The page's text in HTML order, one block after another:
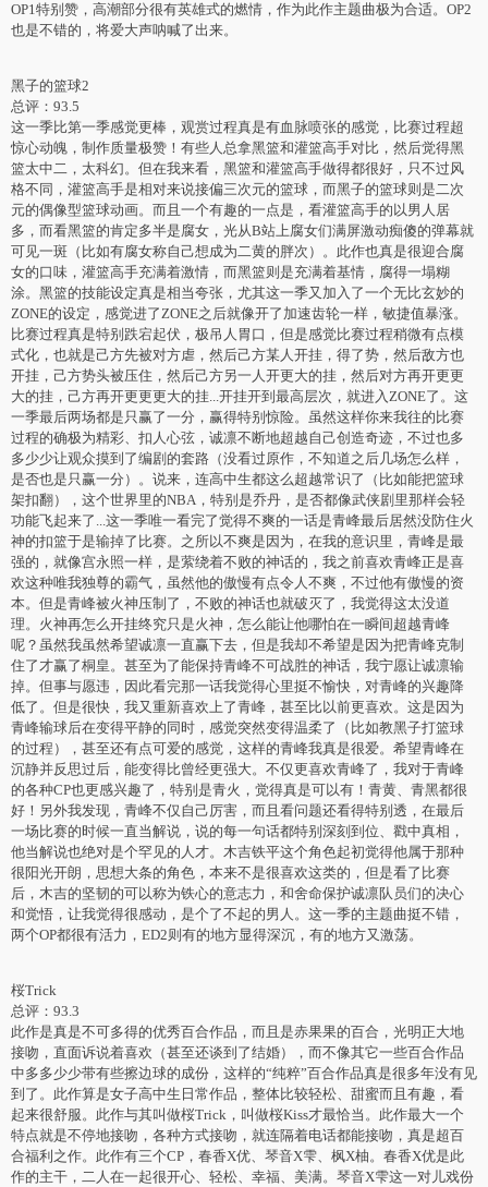
OP1特别赞，高潮部分很有英雄式的燃情，作为此作主题曲极为合适。OP2
也是不错的，将爱大声呐喊了出来。
黑子的篮球2
总评：93.5
这一季比第一季感觉更棒，观赏过程真是有血脉喷张的感觉，比赛过程超
惊心动魄，制作质量极赞！有些人总拿黑篮和灌篮高手对比，然后觉得黑
篮太中二，太科幻。但在我来看，黑篮和灌篮高手做得都很好，只不过风
格不同，灌篮高手是相对来说接偏三次元的篮球，而黑子的篮球则是二次
元的偶像型篮球动画。而且一个有趣的一点是，看灌篮高手的以男人居
多，而看黑篮的肯定多半是腐女，光从B站上腐女们满屏激动痴傻的弹幕就
可见一斑（比如有腐女称自己想成为二黄的胖次）。此作也真是很迎合腐
女的口味，灌篮高手充满着激情，而黑篮则是充满着基情，腐得一塌糊
涂。黑篮的技能设定真是相当夸张，尤其这一季又加入了一个无比玄妙的
ZONE的设定，感觉进了ZONE之后就像开了加速齿轮一样，敏捷值暴涨。
比赛过程真是特别跌宕起伏，极吊人胃口，但是感觉比赛过程稍微有点模
式化，也就是己方先被对方虐，然后己方某人开挂，得了势，然后敌方也
开挂，己方势头被压住，然后己方另一人开更大的挂，然后对方再开更更
大的挂，己方再开更更更大的挂...开挂开到最高层次，就进入ZONE了。这
一季最后两场都是只赢了一分，赢得特别惊险。虽然这样你来我往的比赛
过程的确极为精彩、扣人心弦，诚凛不断地超越自己创造奇迹，不过也多
多少少让观众摸到了编剧的套路（没看过原作，不知道之后几场怎么样，
是否也是只赢一分）。说来，连高中生都这么超越常识了（比如能把篮球
架扣翻），这个世界里的NBA，特别是乔丹，是否都像武侠剧里那样会轻
功能飞起来了...这一季唯一看完了觉得不爽的一话是青峰最后居然没防住火
神的扣篮于是输掉了比赛。之所以不爽是因为，在我的意识里，青峰是最
强的，就像宫永照一样，是萦绕着不败的神话的，我之前喜欢青峰正是喜
欢这种唯我独尊的霸气，虽然他的傲慢有点令人不爽，不过他有傲慢的资
本。但是青峰被火神压制了，不败的神话也就破灭了，我觉得这太没道
理。火神再怎么开挂终究只是火神，怎么能让他哪怕在一瞬间超越青峰
呢？虽然我虽然希望诚凛一直赢下去，但是我却不希望是因为把青峰克制
住了才赢了桐皇。甚至为了能保持青峰不可战胜的神话，我宁愿让诚凛输
掉。但事与愿违，因此看完那一话我觉得心里挺不愉快，对青峰的兴趣降
低了。但是很快，我又重新喜欢上了青峰，甚至比以前更喜欢。这是因为
青峰输球后在变得平静的同时，感觉突然变得温柔了（比如教黑子打篮球
的过程），甚至还有点可爱的感觉，这样的青峰我真是很爱。希望青峰在
沉静并反思过后，能变得比曾经更强大。不仅更喜欢青峰了，我对于青峰
的各种CP也更感兴趣了，特别是青火，觉得真是可以有！青黄、青黑都很
好！另外我发现，青峰不仅自己厉害，而且看问题还看得特别透，在最后
一场比赛的时候一直当解说，说的每一句话都特别深刻到位、戳中真相，
他当解说也绝对是个罕见的人才。木吉铁平这个角色起初觉得他属于那种
很阳光开朗，思想大条的角色，本来不是很喜欢这类的，但是看了比赛
后，木吉的坚韧的可以称为铁心的意志力，和舍命保护诚凛队员们的决心
和觉悟，让我觉得很感动，是个了不起的男人。这一季的主题曲挺不错，
两个OP都很有活力，ED2则有的地方显得深沉，有的地方又激荡。
桜Trick
总评：93.3
此作是真是不可多得的优秀百合作品，而且是赤果果的百合，光明正大地
接吻，直面诉说着喜欢（甚至还谈到了结婚），而不像其它一些百合作品
中多多少少带有些擦边球的成份，这样的“纯粹”百合作品真是很多年没有见
到了。此作算是女子高中生日常作品，整体比较轻松、甜蜜而且有趣，看
起来很舒服。此作与其叫做桜Trick，叫做桜Kiss才最恰当。此作最大一个
特点就是不停地接吻，各种方式接吻，就连隔着电话都能接吻，真是超百
合福利之作。此作有三个CP，春香X优、琴音X雫、枫X柚。春香X优是此
作的主干，二人在一起很开心、轻松、幸福、美满。琴音X雫这一对儿戏份